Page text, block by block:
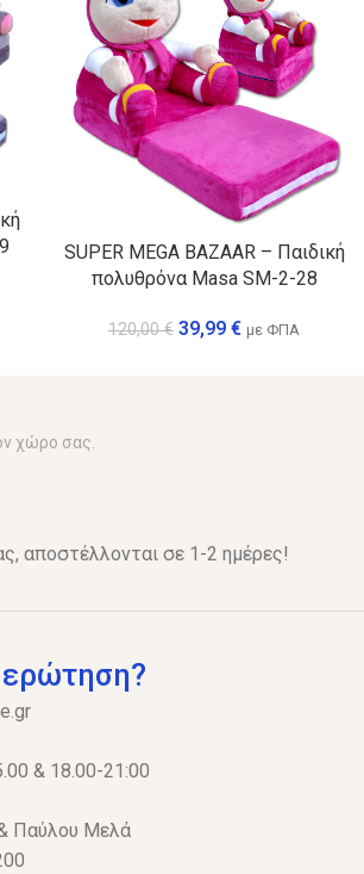
SUPER MEGA BAZAAR – Παιδική
πολυθρόνα Masa SM-2-28
120,00€ 39,99€ με ΦΠΑ
χώρο σας.
αποστέλλονται σε 1-2 ημέρες!
& 18.00-21:00
Παύλου Μελά